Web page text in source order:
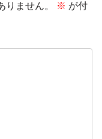
りません。 ※ が付